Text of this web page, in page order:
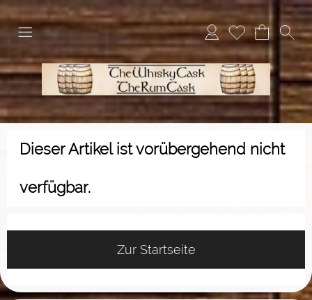
Dieser Artikel ist vorübergehend nicht
verfügbar.
Zur Startseite